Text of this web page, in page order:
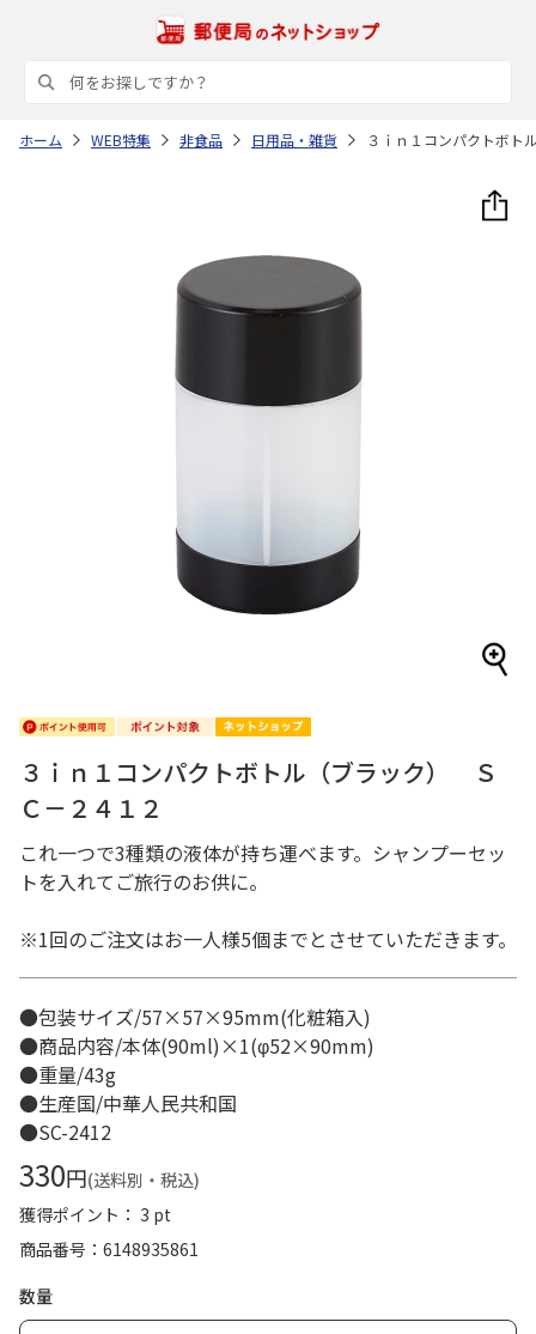
ホーム WEB特集 非食品 日用品・雑貨 ３ｉｎ１コンパクトボ
３ｉｎ１コンパクトボトル（ブラック） Ｓ
Ｃ－２４１２
これ一つで3種類の液体が持ち運べます。シャンプーセッ
トを入れてご旅行のお供に。
※1回のご注文はお一人様5個までとさせていただきます。
●包装サイズ/57×57×95mm(化粧箱入)
●商品内容/本体(90ml)×1(φ52×90mm)
●重量/43g
●生産国/中華人民共和国
●SC-2412
330円(送料別・税込)
獲得ポイント： 3 pt
商品番号
6148935861
数量